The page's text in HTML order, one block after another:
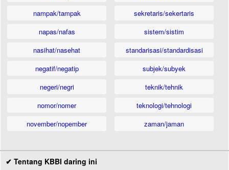
nampak/tampak
napas/nafas
nasihat/nasehat
negatif/negatip
negeri/negri
nomor/nomer
november/nopember
sekretaris/sekertaris
sistem/sistim
standarisasi/standardisasi
subjek/subyek
teknik/tehnik
teknologi/tehnologi
zaman/jaman
✔ Tentang KBBI daring ini